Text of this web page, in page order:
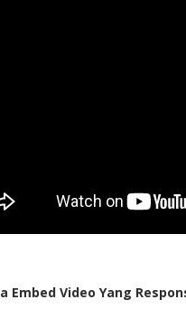
Embed Video Yang